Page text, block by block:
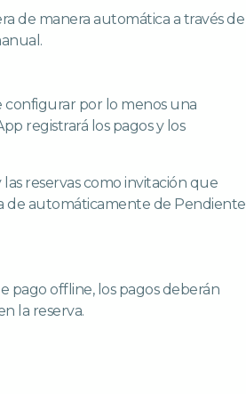
de manera automática a través de
configurar por lo menos una
registrará los pagos y los
las reservas como invitación que
de automáticamente de Pendiente
pago offline, los pagos deberán
la reserva.